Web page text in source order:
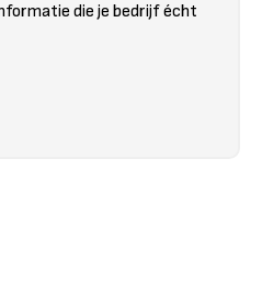
die je bedrijf écht